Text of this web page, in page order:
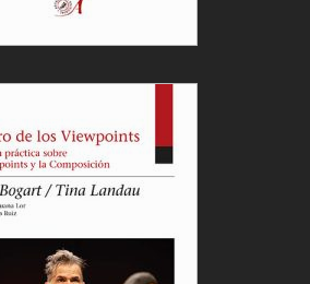
la misma línea.
asombrosas relaciones
núcleo temático que aún nos
que tiene que ver con el
(«o continente